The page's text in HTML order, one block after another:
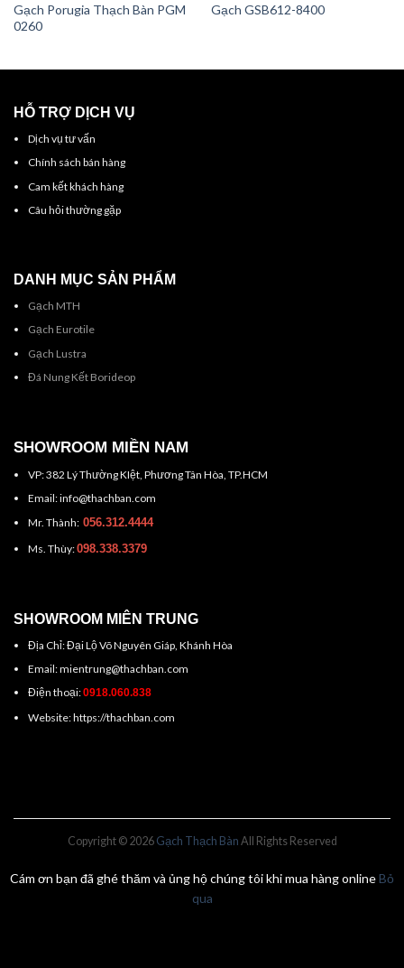
Gạch Porugia Thạch Bàn PGM
0260
Gạch GSB612-8400
HỖ TRỢ DỊCH VỤ
Dịch vụ tư vấn
Chính sách bán hàng
Cam kết khách hàng
Câu hỏi thường gặp
DANH MỤC SẢN PHẨM
Gạch MTH
Gạch Eurotile
Gạch Lustra
Đá Nung Kết Borideop
SHOWROOM MIỀN NAM
VP: 382 Lý Thường KIệt, Phương Tân Hòa, TP.HCM
Email: info@thachban.com
Mr. Thành:056.312.4444
Ms. Thùy:098.338.3379
SHOWROOM MIÊN TRUNG
Địa Chỉ: Đại Lộ Võ Nguyên Giáp, Khánh Hòa
Email: mientrung@thachban.com
Điện thoại:0918.060.838
Website: https://thachban.com
Copyright © 2026 Gạch Thạch Bàn All Rights Reserved
Cám ơn bạn đã ghé thăm và ủng hộ chúng tôi khi mua hàng online Bỏ
qua